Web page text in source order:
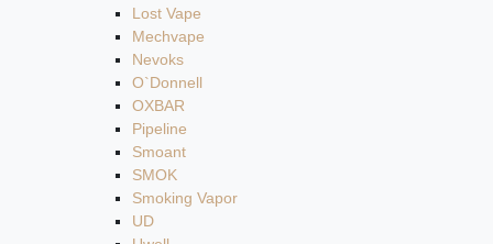
Lost Vape
Mechvape
Nevoks
O`Donnell
OXBAR
Pipeline
Smoant
SMOK
Smoking Vapor
UD